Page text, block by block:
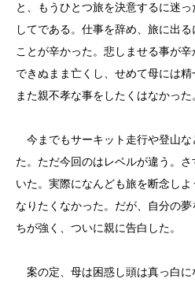
と、もうひとつ旅を決意するに迷
してである。仕事を辞め、旅に出
ことが辛かった。悲しませる事が
できぬまま亡くし、せめて母には精
また親不孝な事をしたくはなかった
今までもサーキット走行や登山な
た。ただ今回のはレベルが違う。
いた。実際になんども旅を断念し
なりたくなかった。だが、自分の
ちが強く、ついに親に告白した。
案の定、母は困惑し頭は真っ白